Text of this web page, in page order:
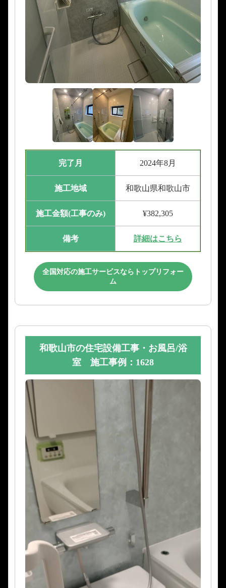
完了月 2024年8月
施工地域 和歌山県和歌山市
施工金額(工事のみ) ¥382,305
備考 詳細はこちら
全国対応の施工サービスならトップリフォー
ム
和歌山市の住宅設備工事・お風呂/浴
室 施工事例：1628